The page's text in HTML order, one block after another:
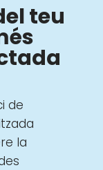
teu
de
la